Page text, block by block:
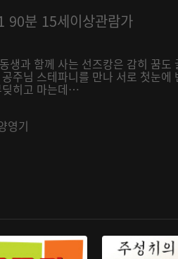
90분 15세이상관람가
생과 함께 사는 선즈캉은 감히 꿈
주님 스테파니를 만나 서로 첫눈
딪히고 마는데…
영기